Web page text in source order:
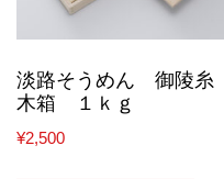
淡路そうめん 御陵糸
木箱 １ｋｇ
¥2,500